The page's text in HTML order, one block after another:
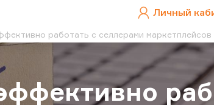
Личный
работать с селлерами маркетплейсов